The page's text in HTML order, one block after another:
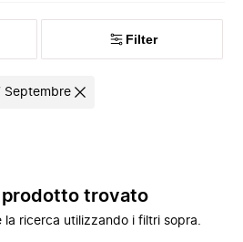
Filter
Septembre
prodotto trovato
la ricerca utilizzando i filtri sopra.